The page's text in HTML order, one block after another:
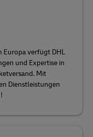
Europa verfügt DHL
und Expertise in
Mit
Dienstleistungen